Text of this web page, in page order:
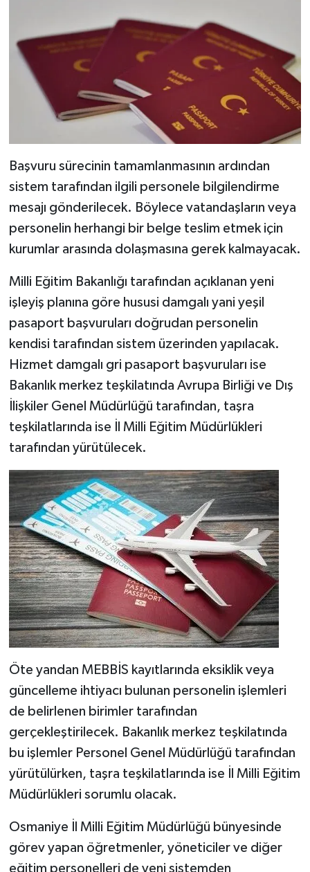
Başvuru sürecinin tamamlanmasının ardından
sistem tarafından ilgili personele bilgilendirme
mesajı gönderilecek. Böylece vatandaşların veya
personelin herhangi bir belge teslim etmek için
kurumlar arasında dolaşmasına gerek kalmayacak.
Milli Eğitim Bakanlığı tarafından açıklanan yeni
işleyiş planına göre hususi damgalı yani yeşil
pasaport başvuruları doğrudan personelin
kendisi tarafından sistem üzerinden yapılacak.
Hizmet damgalı gri pasaport başvuruları ise
Bakanlık merkez teşkilatında Avrupa Birliği ve Dış
İlişkiler Genel Müdürlüğü tarafından, taşra
teşkilatlarında ise İl Milli Eğitim Müdürlükleri
tarafından yürütülecek.
Öte yandan MEBBİS kayıtlarında eksiklik veya
güncelleme ihtiyacı bulunan personelin işlemleri
de belirlenen birimler tarafından
gerçekleştirilecek. Bakanlık merkez teşkilatında
bu işlemler Personel Genel Müdürlüğü tarafından
yürütülürken, taşra teşkilatlarında ise İl Milli Eğitim
Müdürlükleri sorumlu olacak.
Osmaniye İl Milli Eğitim Müdürlüğü bünyesinde
görev yapan öğretmenler, yöneticiler ve diğer
eğitim personelleri de yeni sistemden